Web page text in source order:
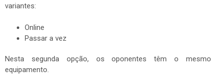
variantes:
Online
Passar a vez
Nesta segunda opção, os oponentes têm o mesmo
equipamento.